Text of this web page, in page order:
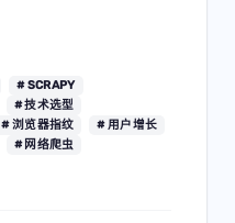
# SCRAPY
# 技术选型
# 浏览器指纹
# 用户增长
# 网络爬虫